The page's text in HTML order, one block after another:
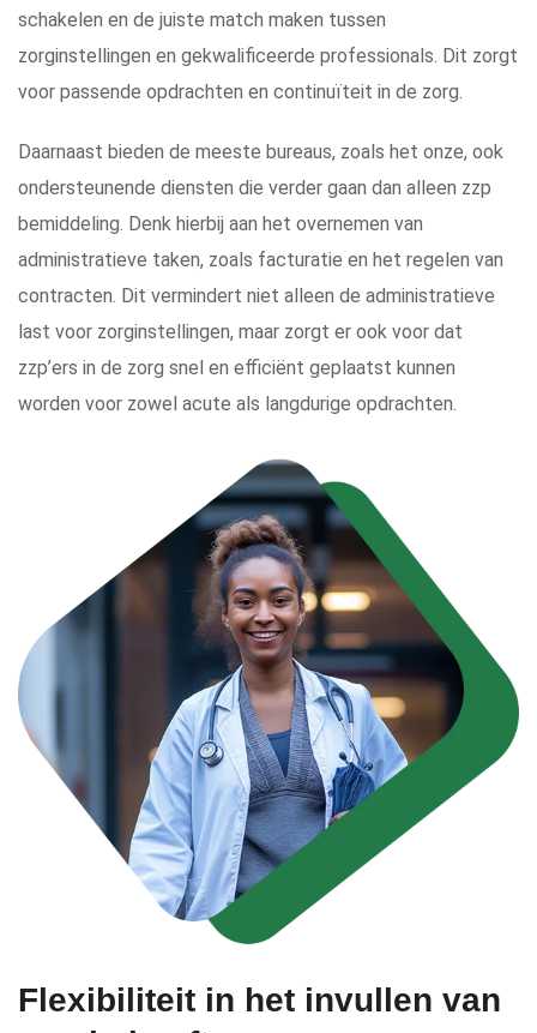
schakelen en de juiste match maken tussen
zorginstellingen en gekwalificeerde professionals. Dit zorgt
voor passende opdrachten en continuïteit in de zorg.
Daarnaast bieden de meeste bureaus, zoals het onze, ook
ondersteunende diensten die verder gaan dan alleen zzp
bemiddeling. Denk hierbij aan het overnemen van
administratieve taken, zoals facturatie en het regelen van
contracten. Dit vermindert niet alleen de administratieve
last voor zorginstellingen, maar zorgt er ook voor dat
zzp’ers in de zorg snel en efficiënt geplaatst kunnen
worden voor zowel acute als langdurige opdrachten.
Flexibiliteit in het invullen van